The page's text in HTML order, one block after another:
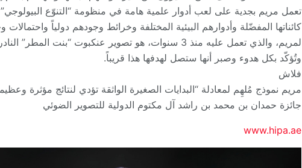
تعمل مريم بجدية على لعب أدوار علمية هامة في منظومة “التنوّع
كائناتها المفضّلة وأدوارهم البيئية المختلفة وخرائط وجودهم دولياً
لمريم، والذي تعمل عليه منذ 3 سنوات، هو تصوير عنكبوت
وتُؤكّد بكل هدوء وصبر أنها ستصل لهدفها هذا قريباً.
فلاش
مريم نموذج مُلهِم لمعادلة “البدايات الصغيرة الواثقة تؤدي لنتائج مؤثرة
جائزة حمدان بن محمد بن راشد آل مكتوم الدولية للتصوير الضوئي
www.hipa.ae